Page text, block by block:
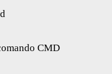
CMD